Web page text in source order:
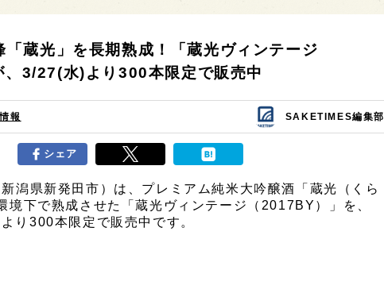
「蔵光」を長期熟成！「蔵光ヴィンテージ
、3/27(水)より300本限定で販売中
報 SAKETIMES編集部
シェア
潟県新発田市）は、プレミアム純米大吟醸酒「蔵光（くら
下で熟成させた「蔵光ヴィンテージ（2017BY）」を、
り300本限定で販売中です。